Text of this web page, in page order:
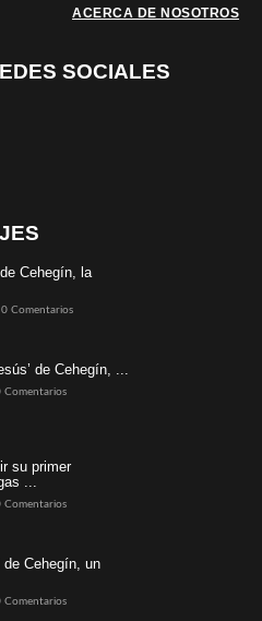
ACERCA DE NOSOTROS
SOCIALES
Cehegín, la
0 Comentarios
de Cehegín, ...
Comentarios
su primer
...
Comentarios
de Cehegín, un
Comentarios